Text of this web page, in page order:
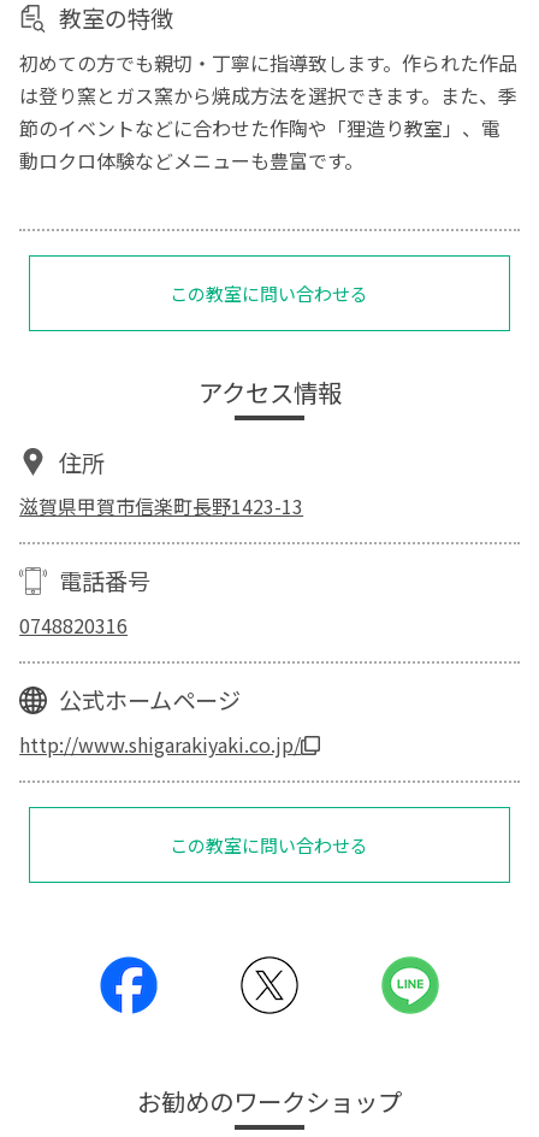
教室の特徴
初めての方でも親切・丁寧に指導致します。作られた作品
は登り窯とガス窯から焼成方法を選択できます。また、季
節のイベントなどに合わせた作陶や「狸造り教室」、電
動ロクロ体験などメニューも豊富です。
この教室に問い合わせる
アクセス情報
住所
滋賀県甲賀市信楽町長野1423-13
電話番号
0748820316
公式ホームページ
http://www.shigarakiyaki.co.jp/
この教室に問い合わせる
お勧めのワークショップ